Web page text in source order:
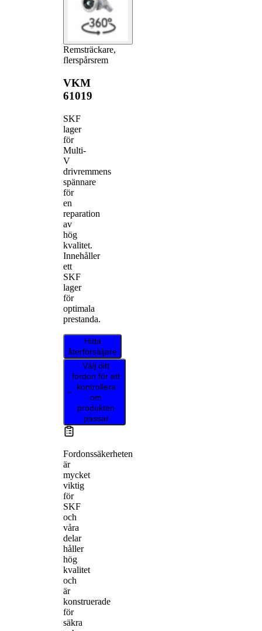
Remsträckare,
flerspårsrem
VKM
61019
SKF
lager
för
Multi-
V
drivremmens
spännare
för
en
reparation
av
hög
kvalitet.
Innehåller
ett
SKF
lager
för
optimala
prestanda.
Hitta
återförsäljare
Välj ditt
fordon för att
kontrollera
om
produkten
passar
Fordonssäkerheten
är
mycket
viktig
för
SKF
och
våra
delar
håller
hög
kvalitet
och
är
konstruerade
för
säkra